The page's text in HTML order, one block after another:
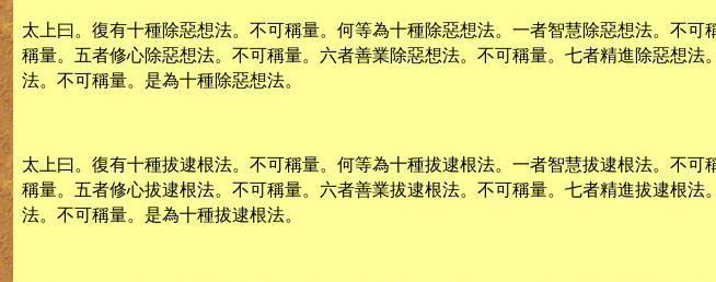
太上曰。復有十種除惡想法。不可稱量。何等為十種除惡想法。一者智慧除惡想法。不
稱量。五者修心除惡想法。不可稱量。六者善業除惡想法。不可稱量。七者精進除惡想
法。不可稱量。是為十種除惡想法。
太上曰。復有十種拔逮根法。不可稱量。何等為十種拔逮根法。一者智慧拔逮根法。不
稱量。五者修心拔逮根法。不可稱量。六者善業拔逮根法。不可稱量。七者精進拔逮根
法。不可稱量。是為十種拔逮根法。